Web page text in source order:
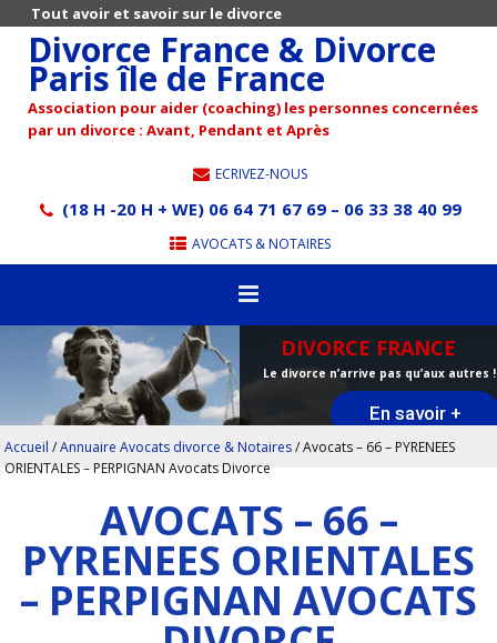
Tout avoir et savoir sur le divorce
Divorce France & Divorce
Paris île de France
Association pour aider (coaching) les personnes concernées
par un divorce : Avant, Pendant et Après
ECRIVEZ-NOUS
(18 H -20 H + WE) 06 64 71 67 69 – 06 33 38 40 99
AVOCATS & NOTAIRES
DIVORCE FRANCE
Le divorce n’arrive pas qu’aux autres !
En savoir +
Accueil /Annuaire Avocats divorce & Notaires/Avocats – 66 – PYRENEES
ORIENTALES – PERPIGNAN Avocats Divorce
AVOCATS – 66 –
PYRENEES ORIENTALES
– PERPIGNAN AVOCATS